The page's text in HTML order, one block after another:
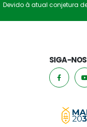
Devido à atual conjetura
SIGA-NOS